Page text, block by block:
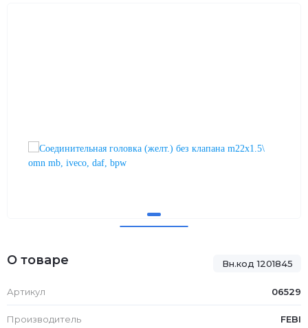
Вн.код 1201845
О товаре
Артикул 06529
Производитель FEBI